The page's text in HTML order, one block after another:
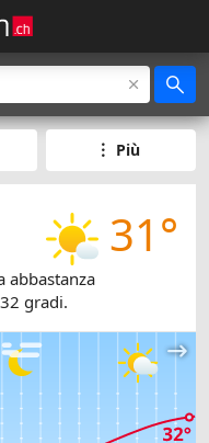
Più
31°
abbastanza
gradi.